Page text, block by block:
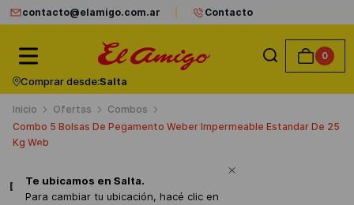
contacto@elamigo.com.ar Contacto
0
Comprar desde:Salta
Te ubicamos en Salta.
Para cambiar tu ubicación, hacé clic en
Ofertas
Combos
Combo 5 Bolsas De Pegamento Weber Impermeable Estandar De 25
Kg Web
Detalles del producto